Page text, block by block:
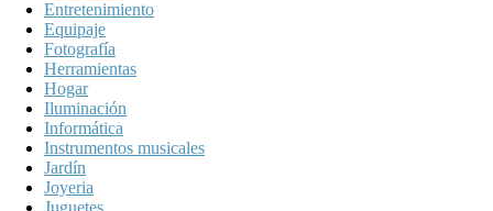
Entretenimiento
Equipaje
Fotografía
Herramientas
Hogar
Iluminación
Informática
Instrumentos musicales
Jardín
Joyeria
Juguetes